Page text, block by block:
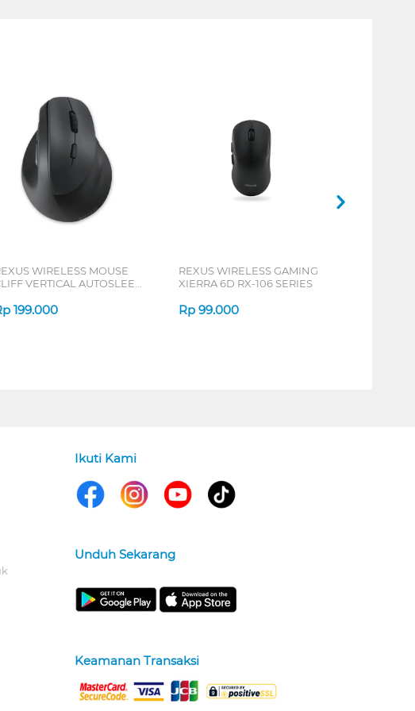
WIRELESS MOUSE
VERTICAL AUTOSLEEP
199.000
REXUS WIRELESS GAMING
XIERRA 6D RX-106 SERIES
Rp 99.000
Ikuti Kami
Unduh Sekarang
Keamanan Transaksi